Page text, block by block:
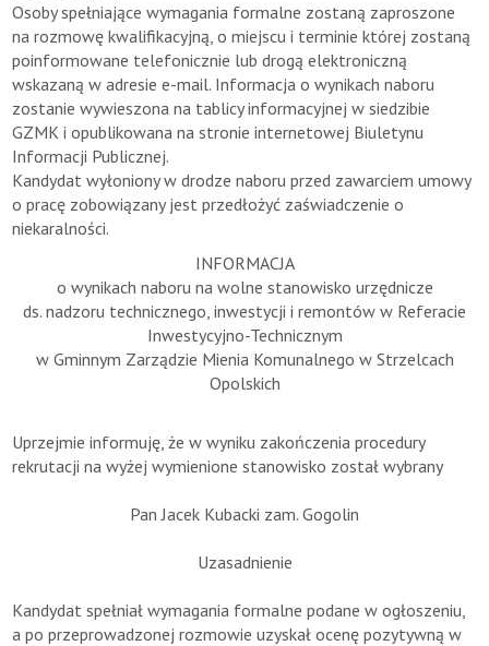
Osoby spełniające wymagania formalne zostaną zaproszone
na rozmowę kwalifikacyjną, o miejscu i terminie której zostaną
poinformowane telefonicznie lub drogą elektroniczną
wskazaną w adresie e-mail. Informacja o wynikach naboru
zostanie wywieszona na tablicy informacyjnej w siedzibie
GZMK i opublikowana na stronie internetowej Biuletynu
Informacji Publicznej.
Kandydat wyłoniony w drodze naboru przed zawarciem umowy
o pracę zobowiązany jest przedłożyć zaświadczenie o
niekaralności.
INFORMACJA
o wynikach naboru na wolne stanowisko urzędnicze
ds. nadzoru technicznego, inwestycji i remontów w Referacie
Inwestycyjno-Technicznym
w Gminnym Zarządzie Mienia Komunalnego w Strzelcach
Opolskich
Uprzejmie informuję, że w wyniku zakończenia procedury
rekrutacji na wyżej wymienione stanowisko został wybrany
Pan Jacek Kubacki zam. Gogolin
Uzasadnienie
Kandydat spełniał wymagania formalne podane w ogłoszeniu,
a po przeprowadzonej rozmowie uzyskał ocenę pozytywną w